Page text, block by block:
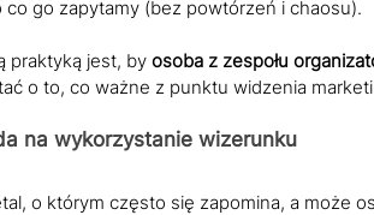
co go zapytamy (bez powtórzeń i chaosu).
praktyką jest, by osoba z zespołu
o to, co ważne z punktu widzenia
na wykorzystanie wizerunku
o którym często się zapomina, a może